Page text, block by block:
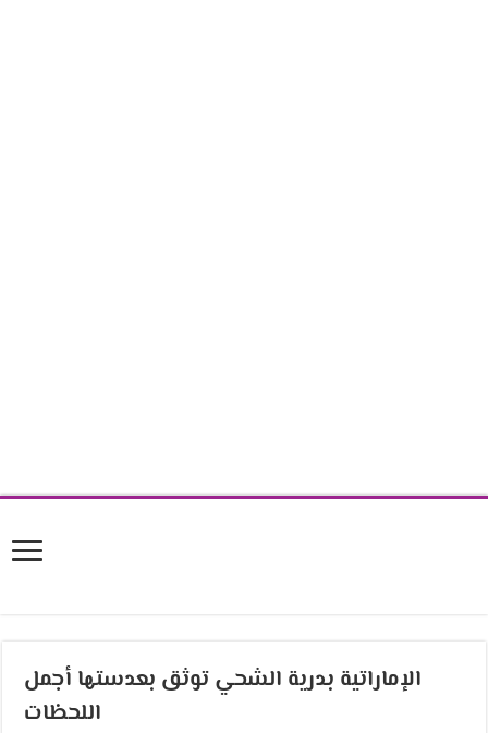
الإماراتية بدرية الشحي توثق بعدستها أجمل
اللحظات